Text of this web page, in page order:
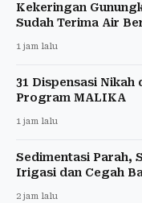
Kekeringan
Sudah Terima Air
1 jam lalu
31 Dispensasi
Program MALIKA
1 jam lalu
Sedimentasi Parah,
Irigasi dan Cegah
2 jam lalu